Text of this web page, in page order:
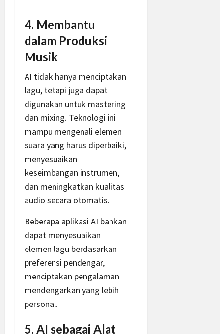
4. Membantu
dalam Produksi
Musik
AI tidak hanya menciptakan
lagu, tetapi juga dapat
digunakan untuk mastering
dan mixing. Teknologi ini
mampu mengenali elemen
suara yang harus diperbaiki,
menyesuaikan
keseimbangan instrumen,
dan meningkatkan kualitas
audio secara otomatis.
Beberapa aplikasi AI bahkan
dapat menyesuaikan
elemen lagu berdasarkan
preferensi pendengar,
menciptakan pengalaman
mendengarkan yang lebih
personal.
5. AI sebagai Alat